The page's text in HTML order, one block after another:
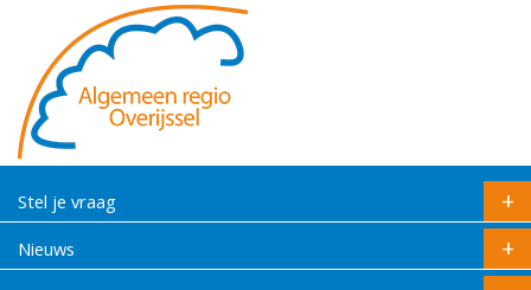
Stel je vraag
Nieuws